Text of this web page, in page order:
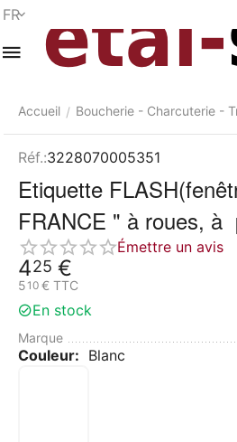
FR
Accueil / Boucherie - Charcuterie -
Réf.:3228070005351
Etiquette
FRANCE " à roues, à
Émettre un avis
425 €
510 € TTC
En stock
Marque
Couleur: Blanc
Menu Recherche
rapide
Panier Liste